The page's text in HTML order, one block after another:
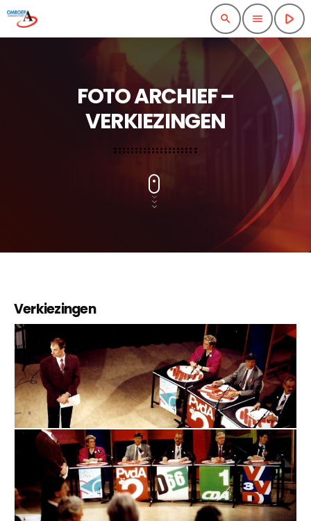
search menu play_arrow
FOTO ARCHIEF –
VERKIEZINGEN
Verkiezingen